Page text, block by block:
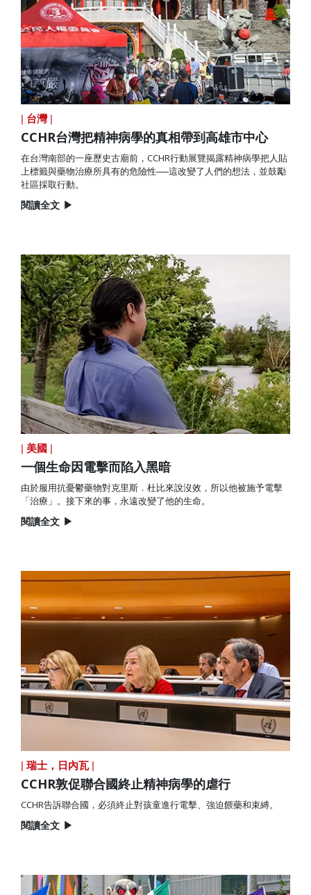
| 台灣|
CCHR台灣把精神病學的真相帶到高雄市中心
在台灣南部的一座歷史古廟前，CCHR行動展覽揭露精神病學把人貼
上標籤與藥物治療所具有的危險性──這改變了人們的想法，並鼓勵
社區採取行動。
閱讀全文 ▶
美國
一個生命因電擊而陷入黑暗
由於服用抗憂鬱藥物對克里斯．杜比來說沒效，所以他被施予電擊
「治療」。接下來的事，永遠改變了他的生命。
閱讀全文 ▶
| 瑞士，日內瓦|
CCHR敦促聯合國終止精神病學的虐行
CCHR告訴聯合國，必須終止對孩童進行電擊、強迫餵藥和束縛。
閱讀全文 ▶